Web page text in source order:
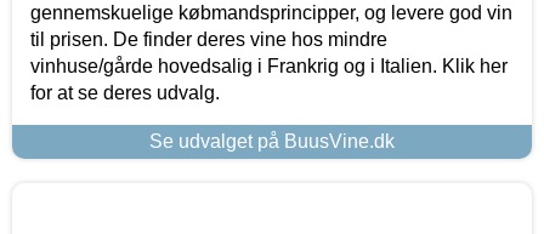
gennemskuelige købmandsprincipper, og levere god vin
til prisen. De finder deres vine hos mindre
vinhuse/gårde hovedsalig i Frankrig og i Italien. Klik her
for at se deres udvalg.
Se udvalget på BuusVine.dk